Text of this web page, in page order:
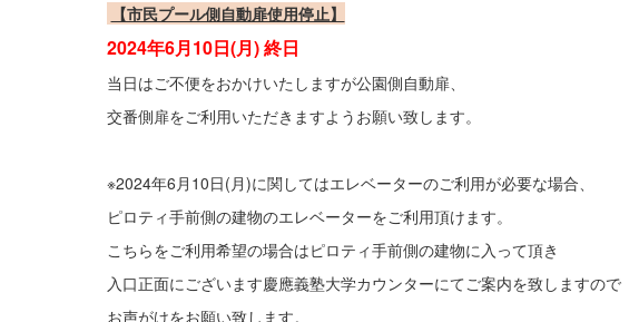
【市民プール側自動扉使用停止】
2024年6月10日(月) 終日
当日はご不便をおかけいたしますが公園側自動扉、
交番側扉をご利用いただきますようお願い致します。
※2024年6月10日(月)に関してはエレベーターのご利用が必要な場合、
ピロティ手前側の建物のエレベーターをご利用頂けます。
こちらをご利用希望の場合はピロティ手前側の建物に入って頂き
入口正面にございます慶應義塾大学カウンターにてご案内を致しますので
お声がけをお願い致します。